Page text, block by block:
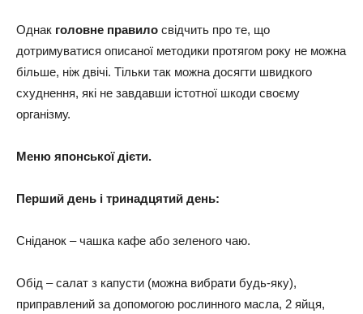
Однак головне правило свідчить про те, що
дотримуватися описаної методики протягом року не можна
більше, ніж двічі. Тільки так можна досягти швидкого
схуднення, які не завдавши істотної шкоди своєму
організму.
Меню японської дієти.
Перший день і тринадцятий день:
Сніданок – чашка кафе або зеленого чаю.
Обід – салат з капусти (можна вибрати будь-яку),
приправлений за допомогою рослинного масла, 2 яйця,